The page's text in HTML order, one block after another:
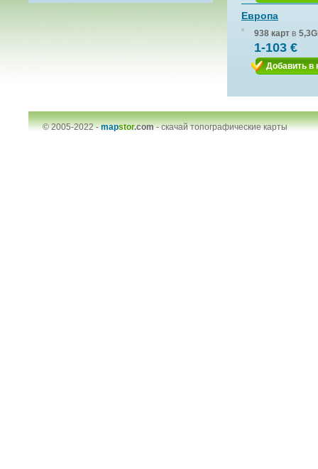
Европа
938 карт в
1-103 €
Добавить в
© 2005-2022 -mapstor.com-скачай топографические карты